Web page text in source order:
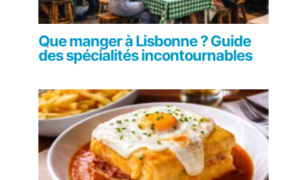
Que manger à Lisbonne ? Guide
des spécialités incontournables